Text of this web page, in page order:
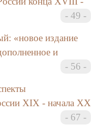
отражение и в
выступили на
Приятной
встреч
культура»
медленное, но
участвующих в них
выступал на
под его
49
«новое издание
и
56
XIX - начала XX
67